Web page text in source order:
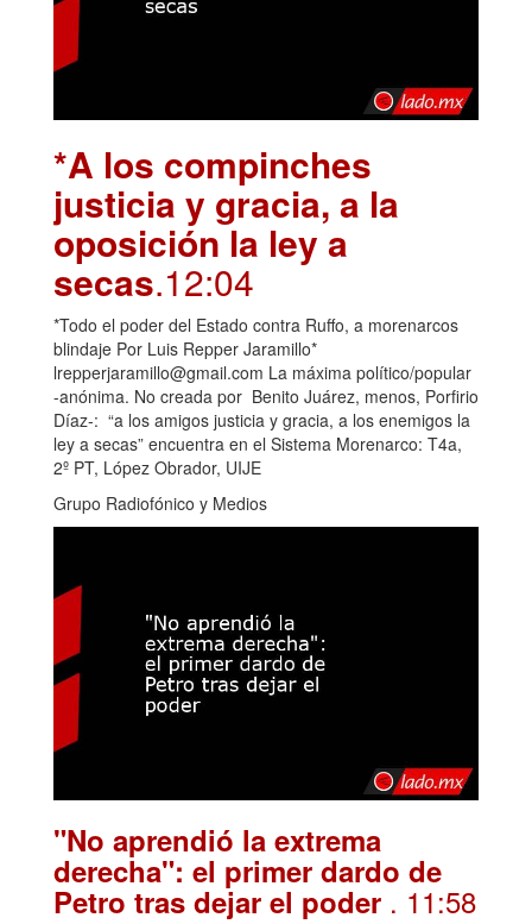
*A los compinches
justicia y gracia, a la
oposición la ley a
secas.12:04
*Todo el poder del Estado contra Ruffo, a morenarcos
blindaje Por Luis Repper Jaramillo*
lrepperjaramillo@gmail.com La máxima político/popular
-anónima. No creada por Benito Juárez, menos, Porfirio
Díaz-: “a los amigos justicia y gracia, a los enemigos la
ley a secas” encuentra en el Sistema Morenarco: T4a,
2º PT, López Obrador, UIJE
Grupo Radiofónico y Medios
"No aprendió la extrema
derecha": el primer dardo de
Petro tras dejar el poder . 11:58